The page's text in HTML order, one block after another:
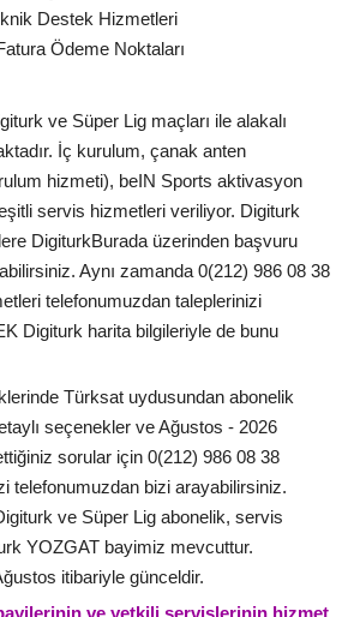
Destek Hizmetleri
Ödeme Noktaları
ve Süper Lig maçları ile alakalı
İç kurulum, çanak anten
hizmeti), beIN Sports aktivasyon
servis hizmetleri veriliyor. Digiturk
DigiturkBurada üzerinden başvuru
Aynı zamanda 0(212) 986 08 38
telefonumuzdan taleplerinizi
Digiturk harita bilgileriyle de bunu
Türksat uydusundan abonelik
seçenekler ve Ağustos - 2026
sorular için 0(212) 986 08 38
telefonumuzdan bizi arayabilirsiniz.
ve Süper Lig abonelik, servis
YOZGAT bayimiz mevcuttur.
itibariyle günceldir.
ve yetkili servislerinin hizmet